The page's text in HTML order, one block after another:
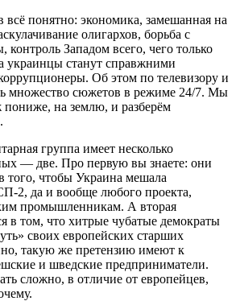
всё понятно: экономика, замешанная на
олигархов, борьба с
Западом всего, чего только
украинцы станут справжними
Об этом по телевизору и
множество сюжетов в режиме 24/7. Мы
пониже, на землю, и разберём
группа имеет несколько
― две. Про первую вы знаете: они
того, чтобы Украина мешала
2, да и вообще любого проекта,
промышленникам. А вторая
в том, что хитрые чубатые демократы
своих европейских старших
такую же претензию имеют к
и шведские предприниматели.
сложно, в отличие от европейцев,